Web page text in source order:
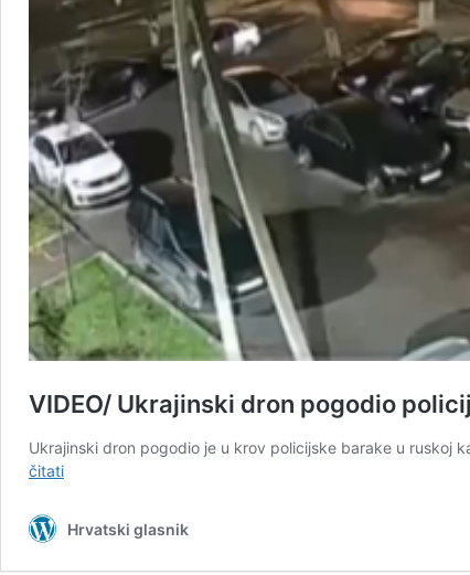
VIDEO/ Ukrajinski dron pogodio
Ukrajinski dron pogodio je u krov policijske barake u ruskoj
čitatiVIDEO/
pogodio
Hrvatski glasnik